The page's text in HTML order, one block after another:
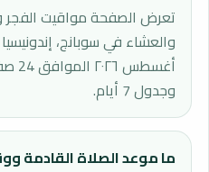
تعرض الصفحة مواقيت الفجر
وجدول 7 أيام.
ما موعد الصلاة القادمة